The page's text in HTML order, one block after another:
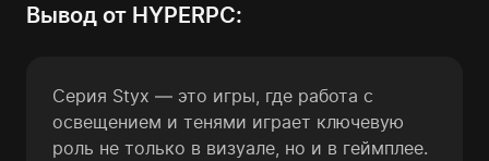
Вывод от HYPERPC:
Серия Styx — это игры, где работа с
освещением и тенями играет ключевую
роль не только в визуале, но и в геймплее.